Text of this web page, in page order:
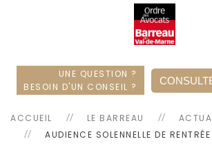
UNE QUESTION ?
BESOIN D'UN CONSEIL ?
ACCUEIL LE BARREAU
AUDIENCE SOLENNELLE DE